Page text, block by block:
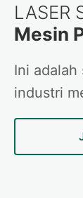
LASER
Mesin
Ini
industri